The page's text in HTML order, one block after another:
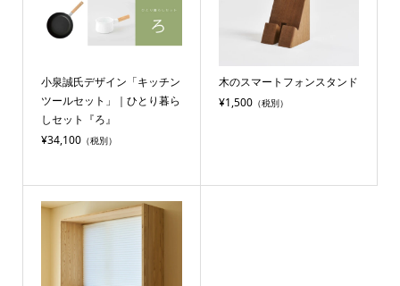
小泉誠氏デザイン「キッチン
ツールセット」｜ひとり暮ら
しセット『ろ』
¥34,100（税別）
木のスマートフォンスタンド
¥1,500（税別）